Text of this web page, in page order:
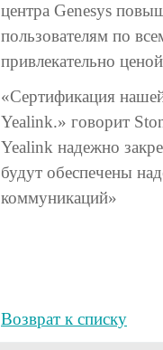
центра Genesys
пользователям по
привлекательно
«Сертификация
Yealink.» говорит
Yealink надежно
будут обеспечены
коммуникаций»
Возврат к списку